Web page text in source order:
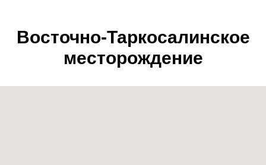
Восточно-Таркосалинское
месторождение